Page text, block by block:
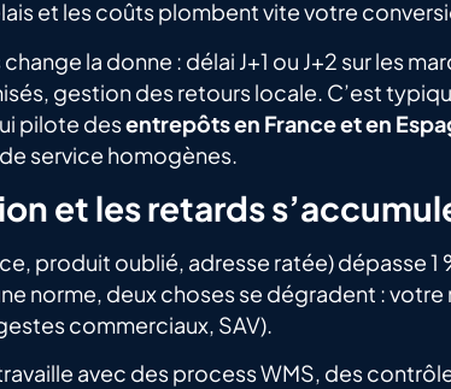
et les coûts plombent vite votre
la donne : délai J+1 ou J+2 sur les
gestion des retours locale. C’est
pilote desentrepôts en France et en
service homogènes.
et les retards
produit oublié, adresse ratée) dépasse 1
norme, deux choses se dégradent : votre
commerciaux, SAV).
avec des process WMS, des